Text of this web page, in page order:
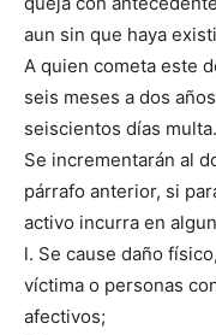
aun sin que haya
A quien cometa este
seis meses a dos
seiscientos días multa.
Se incrementarán al
párrafo anterior, si
activo incurra en
l. Se cause daño
víctima o personas
afectivos;